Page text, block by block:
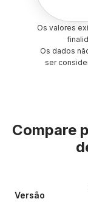
Os valores
Os dados
ser
Compare
Versão